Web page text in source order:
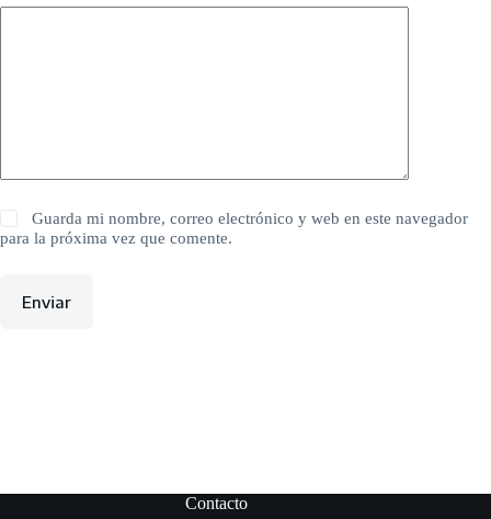
Guarda mi nombre, correo electrónico y web en este navegador
para la próxima vez que comente.
Enviar
Contacto